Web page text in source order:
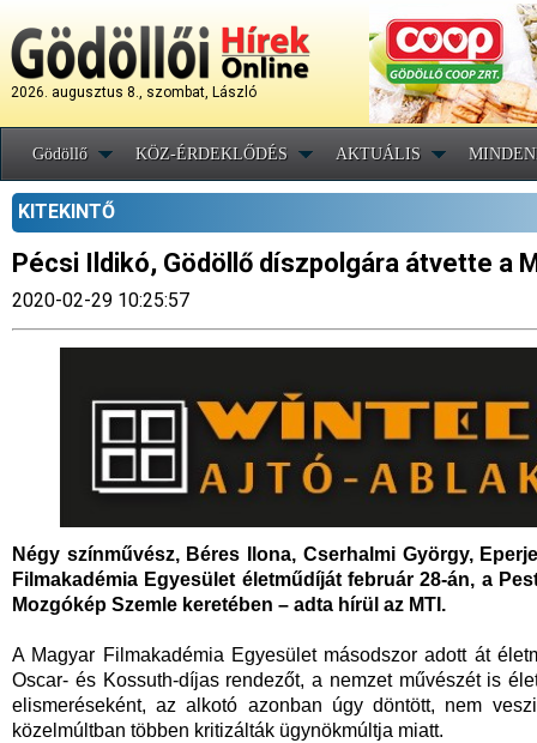
2026. augusztus 8., szombat, László
Gödöllő KÖZ-ÉRDEKLŐDÉS AKTUÁLIS
KITEKINTŐ
Pécsi Ildikó, Gödöllő díszpolgára átvette a
2020-02-29 10:25:57
Négy színművész, Béres Ilona, Cserhalmi György,
Filmakadémia Egyesület életműdíját február 28-án, a
Mozgókép Szemle keretében – adta hírül az MTI.
A Magyar Filmakadémia Egyesület másodszor adott át
Oscar- és Kossuth-díjas rendezőt, a nemzet művészét is
elismeréseként, az alkotó azonban úgy döntött, nem
közelmúltban többen kritizálták ügynökmúltja miatt.